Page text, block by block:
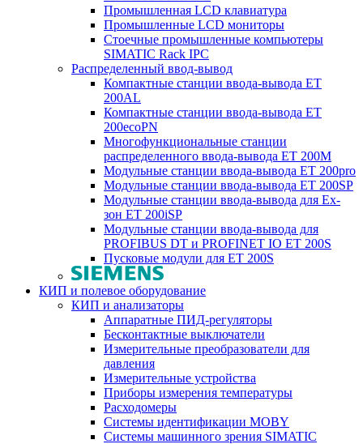
Промышленная LCD клавиатура
Промышленные LCD мониторы
Стоечные промышленные компьютеры
SIMATIC Rack IPC
Распределенный ввод-вывод
Компактные станции ввода-вывода ET
200AL
Компактные станции ввода-вывода ET
200ecoPN
Многофункциональные станции
распределенного ввода-вывода ET 200M
Модульные станции ввода-вывода ET 200pro
Модульные станции ввода-вывода ET 200SP
Модульные станции ввода-вывода для Ex-
зон ET 200iSP
Модульные станции ввода-вывода для
PROFIBUS DT и PROFINET IO ET 200S
Пусковые модули для ET 200S
КИП и полевое оборудование
КИП и анализаторы
Аппаратные ПИД-регуляторы
Бесконтактные выключатели
Измерительные преобразователи для
давления
Измерительные устройства
Приборы измерения температуры
Расходомеры
Системы идентификации MOBY
Системы машинного зрения SIMATIC